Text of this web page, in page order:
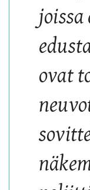
ovat